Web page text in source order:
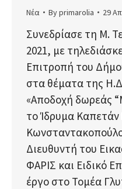
Νέα Byprimarolia 29
Συνεδρίασε τη Μ.
2021, με
Επιτροπή του
στα θέματα της
«Αποδοχή δωρεάς
το Ίδρυμα
Διευθυντή του
ΦΑΡΙΣ και Ειδικό
έργο στο Τομέα